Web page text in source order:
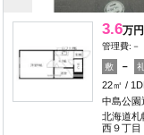
3.6万円
管理費:－
敷 －
22㎡
中島公園
北海道札
西９丁目